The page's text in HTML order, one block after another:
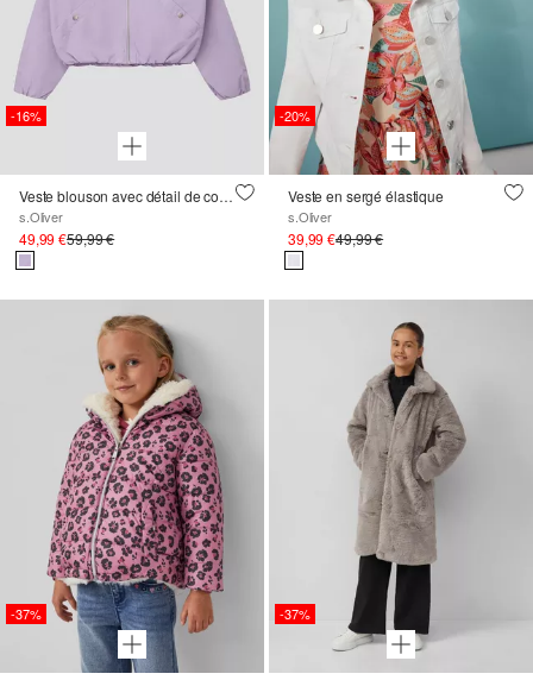
-16%
Veste blouson avec détail de couture
s.Oliver
49,99 €59,99 €
-20%
Veste en sergé élastique
s.Oliver
39,99 €49,99 €
-37% -37%